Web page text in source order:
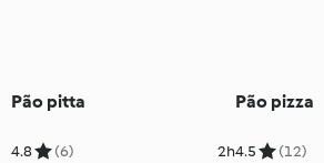
Pão pitta
4.8 (6) 2h
Pão pizza
4.5 (12)